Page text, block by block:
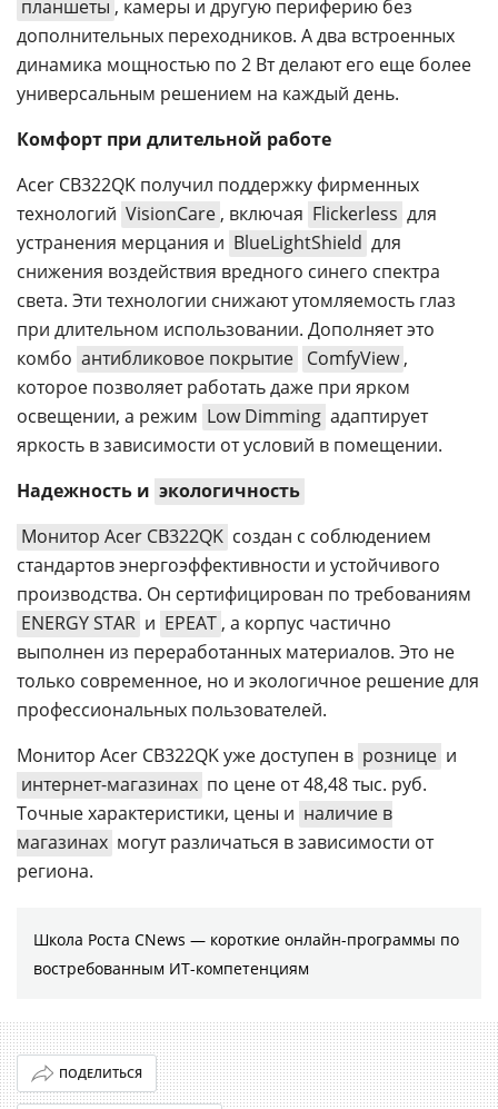
планшеты , камеры и другую периферию без
дополнительных переходников. А два встроенных
динамика мощностью по 2 Вт делают его еще более
универсальным решением на каждый день.
Комфорт при длительной работе
Acer CB322QK получил поддержку фирменных
технологий VisionCare , включая Flickerless для
устранения мерцания и BlueLightShield для
снижения воздействия вредного синего спектра
света. Эти технологии снижают утомляемость глаз
при длительном использовании. Дополняет это
комбо антибликовое покрытие ComfyView ,
которое позволяет работать даже при ярком
освещении, а режим Low Dimming адаптирует
яркость в зависимости от условий в помещении.
Надежность и экологичность
Монитор Acer CB322QK создан с соблюдением
стандартов энергоэффективности и устойчивого
производства. Он сертифицирован по требованиям
ENERGY STAR и EPEAT , а корпус частично
выполнен из переработанных материалов. Это не
только современное, но и экологичное решение для
профессиональных пользователей.
Монитор Acer CB322QK уже доступен в рознице и
интернет-магазинах по цене от 48,48 тыс. руб.
Точные характеристики, цены и наличие в
магазинах могут различаться в зависимости от
региона.
Школа Роста CNews — короткие онлайн-программы по
востребованным ИТ-компетенциям
ПОДЕЛИТЬСЯ